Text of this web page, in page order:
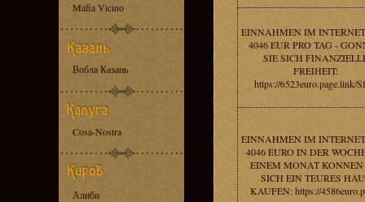
Mafia Vicino
Вобла Казань
Cosa-Nostra
Алиби
EINNAHMEN IM
4046 EUR PRO TAG -
SIE SICH
FREIHEIT:
https://6523euro.page.link/
EINNAHMEN IM
4046 EURO IN DER
EINEM MONAT KONNEN
SICH EIN TEURES
KAUFEN: https://